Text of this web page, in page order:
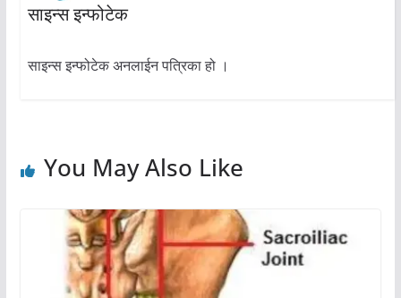
साइन्स इन्फोटेक
साइन्स इन्फोटेक अनलाईन पत्रिका हो ।
You May Also Like